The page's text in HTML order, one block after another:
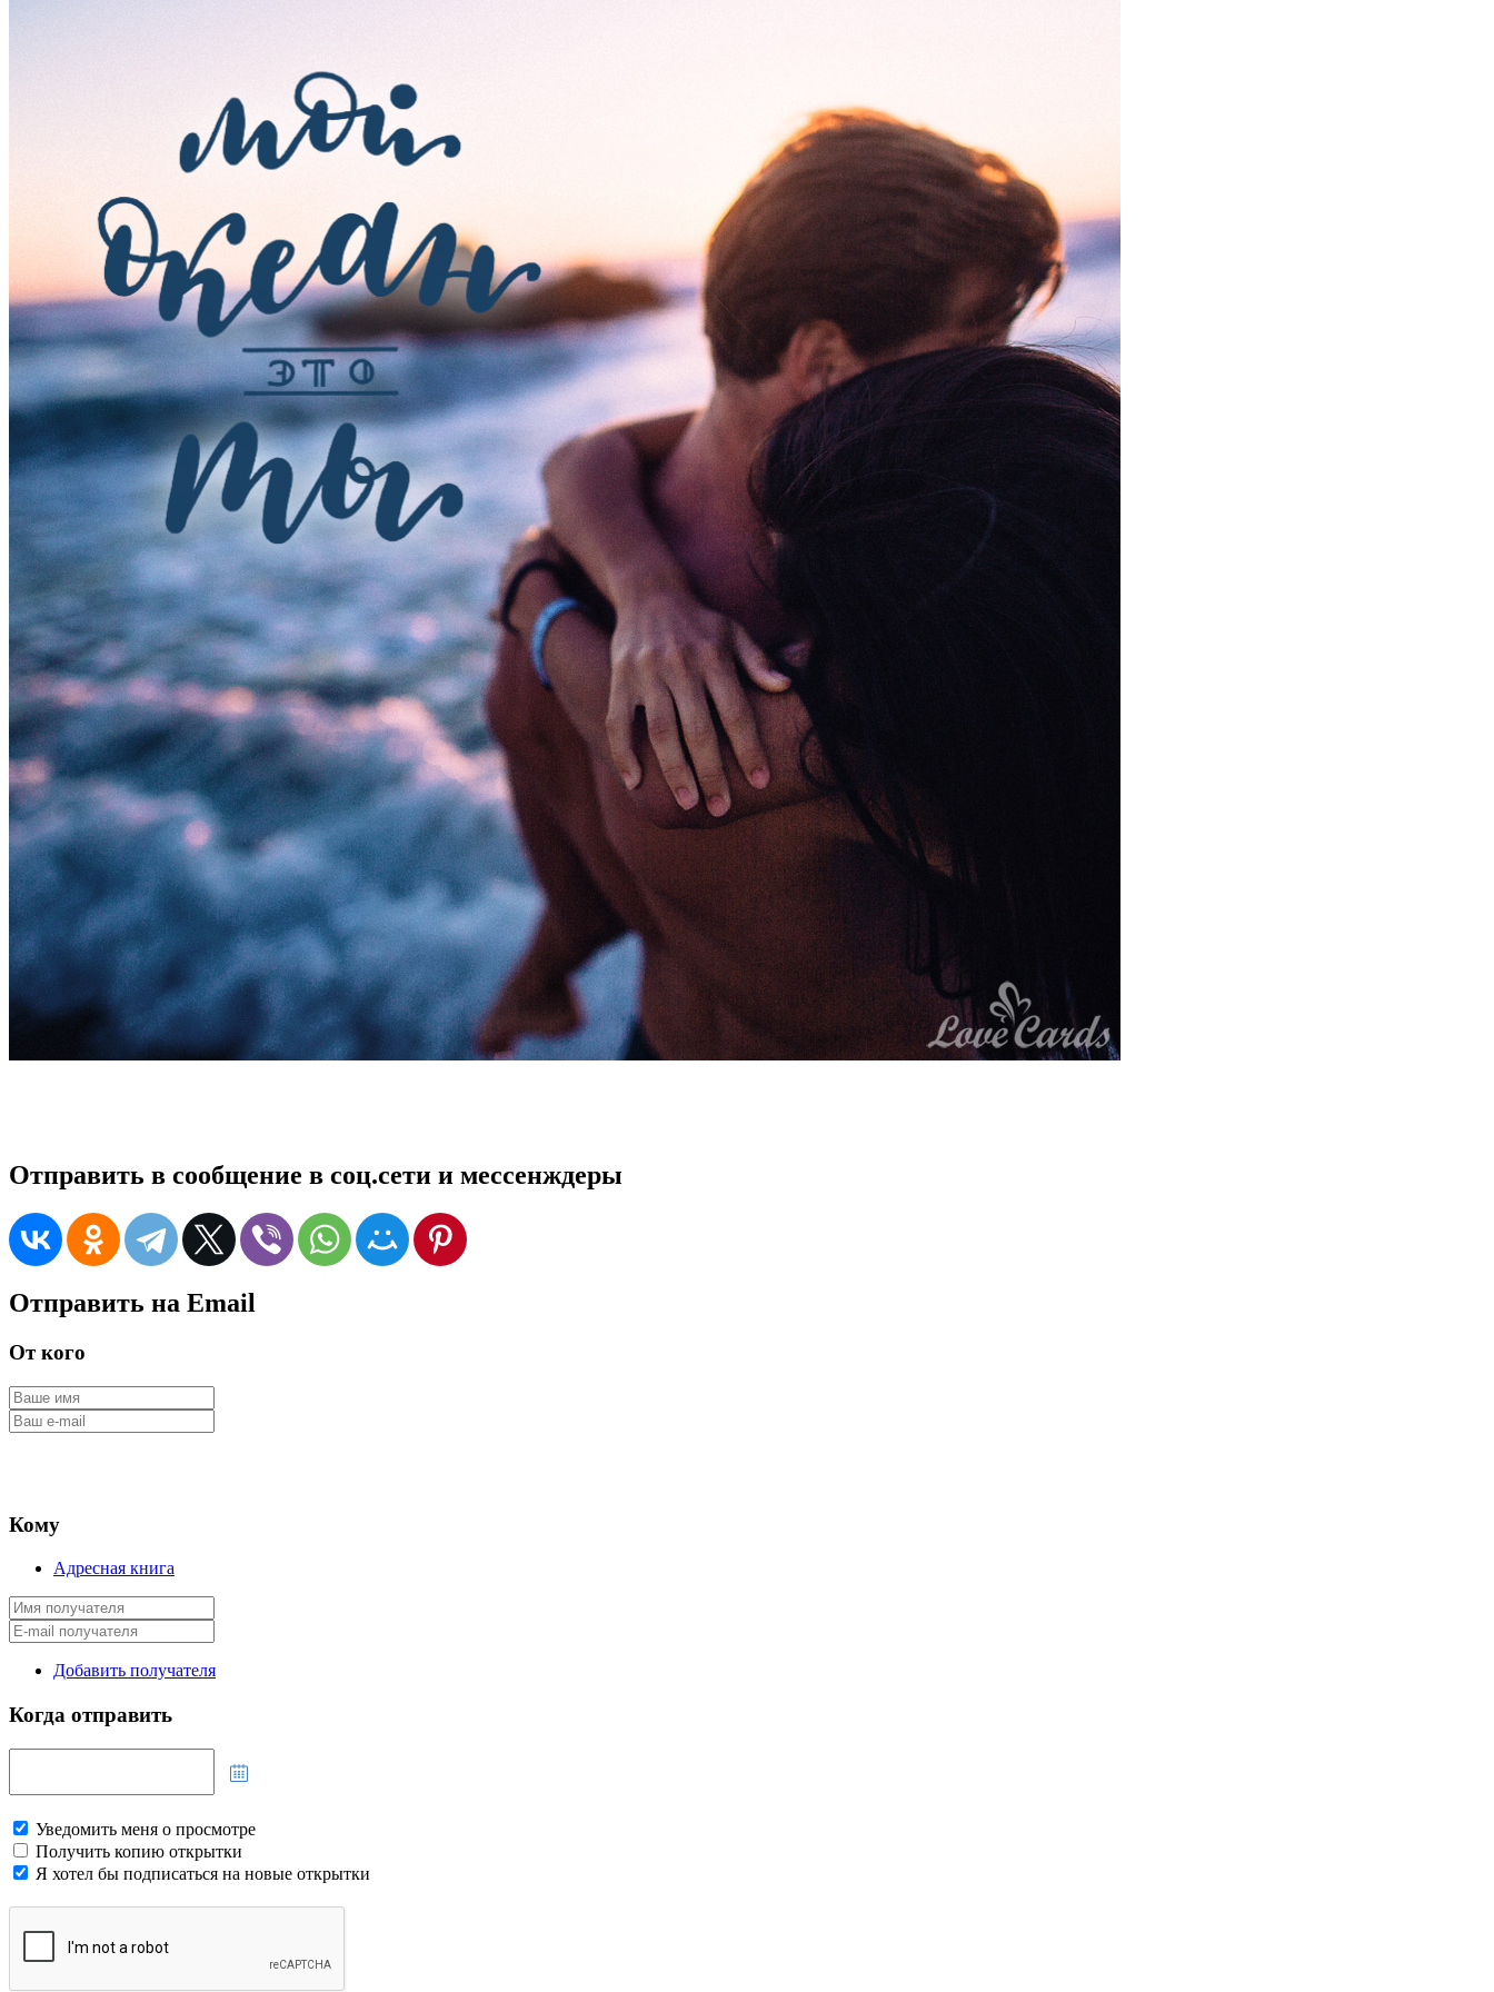
Отправить в сообщение в соц.сети и мессенждеры
Отправить на Email
От кого
Кому
Адресная книга
Добавить получателя
Когда отправить
Уведомить меня о просмотре
Получить копию открытки
Я хотел бы подписаться на новые открытки